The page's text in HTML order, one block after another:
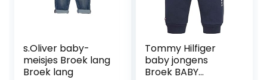
s.Oliver baby-
meisjes Broek lang
Broek lang
Tommy Hilfiger
baby jongens
Broek BABY